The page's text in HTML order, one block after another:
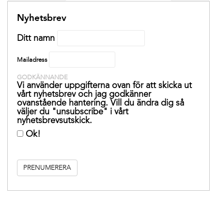
Nyhetsbrev
Ditt namn
Mailadress
GODKÄNNANDE
Vi använder uppgifterna ovan för att skicka ut
vårt nyhetsbrev och jag godkänner
ovanstående hantering. Vill du ändra dig så
väljer du "unsubscribe" i vårt
nyhetsbrevsutskick.
Ok!